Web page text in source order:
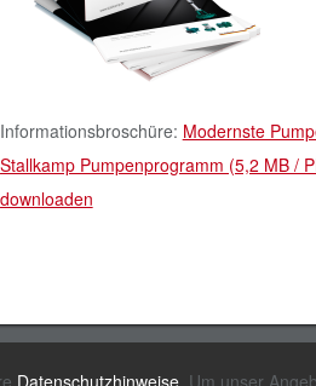
Informationsbroschüre: Modernste
Stallkamp Pumpenprogramm (5,2 MB /
downloaden
Datenschutzhinweise . Um unser